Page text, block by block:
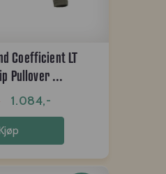
Coefficient LT
Pullover ...
1.084,-